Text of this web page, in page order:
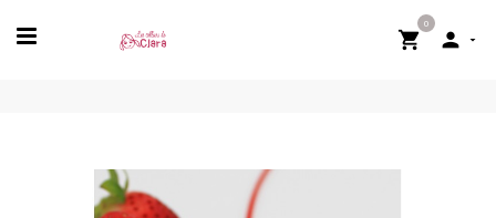

0
